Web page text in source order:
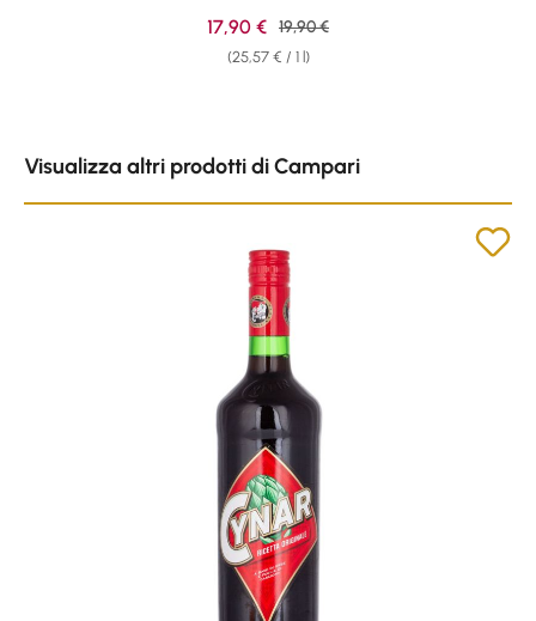
(25,57 € / 1 l)
Sale price:
17,90 € Regular price:
19,90 €
Visualizza altri prodotti di Campari